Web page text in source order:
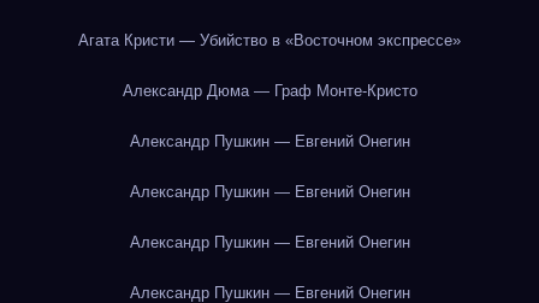
Агата Кристи — Убийство в «Восточном экспрессе»
Александр Дюма — Граф Монте-Кристо
Александр Пушкин — Евгений Онегин
Александр Пушкин — Евгений Онегин
Александр Пушкин — Евгений Онегин
Александр Пушкин — Евгений Онегин